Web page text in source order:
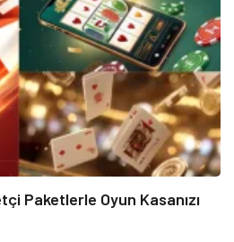
Paketlerle Oyun Kasanızı